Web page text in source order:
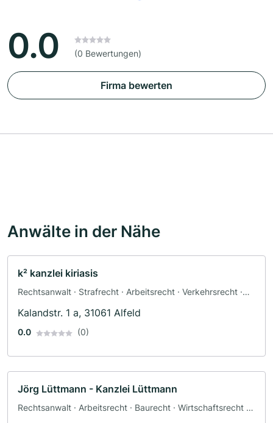
0.0 (0 Bewertungen)
Firma bewerten
Anwälte in der Nähe
k² kanzlei kiriasis
Rechtsanwalt · Strafrecht · Arbeitsrecht · Verkehrsrecht ·
Kalandstr. 1 a, 31061 Alfeld
0.0 (0)
Jörg Lüttmann - Kanzlei Lüttmann
Rechtsanwalt · Arbeitsrecht · Baurecht · Wirtschaftsrecht ·